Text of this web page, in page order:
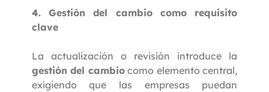
4. Gestión del cambio como requisito
clave
La actualización o revisión introduce la
gestión del cambiocomo elemento central,
exigiendo que las empresas puedan